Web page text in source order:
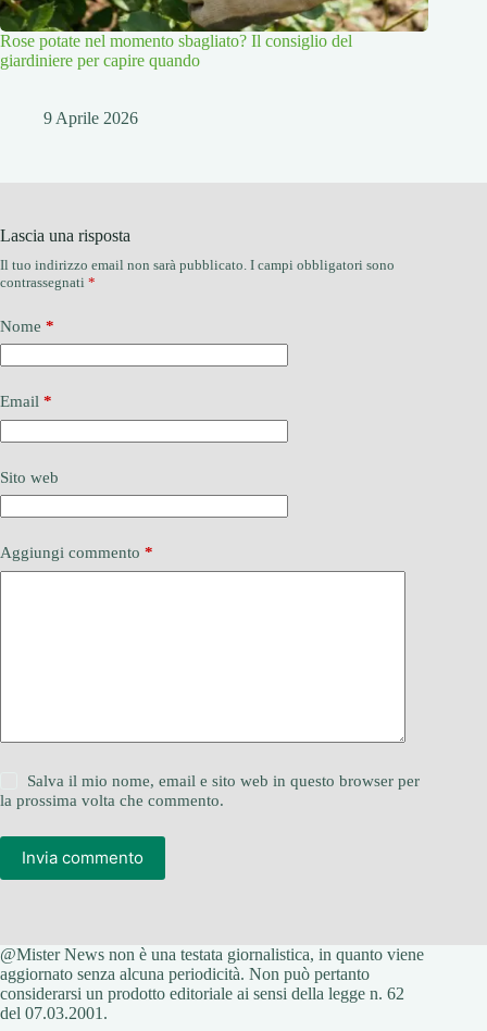
Rose potate nel momento sbagliato? Il consiglio del
giardiniere per capire quando
9 Aprile 2026
Lascia una risposta
Il tuo indirizzo email non sarà pubblicato. I campi obbligatori sono
contrassegnati *
Nome *
Email *
Sito web
Aggiungi commento *
Salva il mio nome, email e sito web in questo browser per
la prossima volta che commento.
Invia commento
@Mister News non è una testata giornalistica, in quanto viene
aggiornato senza alcuna periodicità. Non può pertanto
considerarsi un prodotto editoriale ai sensi della legge n. 62
del 07.03.2001.